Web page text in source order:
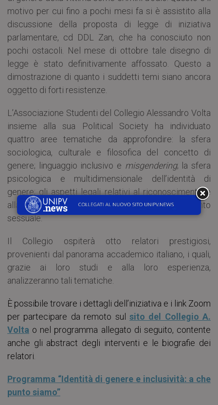
motivo per cui fino a pochi mesi fa si è assistito alla
discussione della proposta di legge di iniziativa
parlamentare, cd DDL Zan, che ha conosciuto non
pochi ostacoli. Nel mese di ottobre tale disegno di
legge è stato definitivamente affossato. Questo a
dimostrazione di quanto i suddetti temi siano ancora
oggetto di forti resistenze.
L’Associazione Studenti del Collegio Alessandro Volta
insieme alla sua Political Society ha individuato
quattro aree tematiche da approfondire: la sfera
sociologica, culturale e filosofica del concetto di
genere; linguaggio inclusivo e misgendering; la sfera
psicologica e multidimensionale dell’identità di
genere; gli aspetti legali relativi al riconoscimento e
alla tutela dell’identità di genere e dell’orientamento
sessuale.
Il Collegio ospiterà otto relatori prestigiosi,
provenienti dal panorama accademico italiano, i quali,
grazie ai loro studi e alla loro esperienza,
analizzeranno tali tematiche.
È possibile trovare i dettagli dell’iniziativa e i link Zoom
per partecipare da remoto sul sito del Collegio A.
Volta o nel programma allegato di seguito, contente
anche gli abstract degli interventi e le biografie dei
relatori
Programma “Identità di genere e inclusività: a che
punto siamo”